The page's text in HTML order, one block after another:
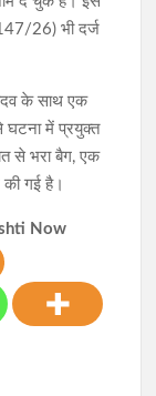
26) भी दर्ज
के साथ एक
घटना में प्रयुक्त
से भरा बैग, एक
गई है।
Now